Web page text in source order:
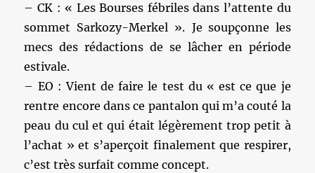
– CK : « Les Bourses fébriles dans l’attente du
sommet Sarkozy-Merkel ». Je soupçonne les
mecs des rédactions de se lâcher en période
estivale.
– EO : Vient de faire le test du « est ce que je
rentre encore dans ce pantalon qui m’a couté la
peau du cul et qui était légèrement trop petit à
l’achat » et s’aperçoit finalement que respirer,
c’est très surfait comme concept.